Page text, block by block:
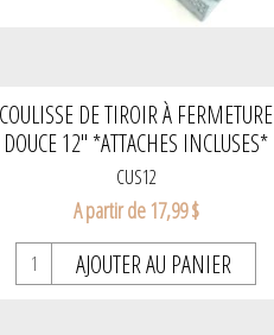
COULISSE DE TIROIR À FERMETURE
DOUCE 12" *ATTACHES INCLUSES*
CUS12
A partir de 17,99 $
AJOUTER AU PANIER